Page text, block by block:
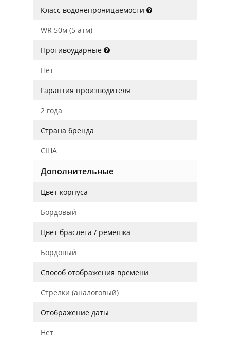
Класс водонепроницаемости
WR 50м (5 атм)
Противоударные
Нет
Гарантия производителя
2 года
Страна бренда
США
Дополнительные
Цвет корпуса
Бордовый
Цвет браслета / ремешка
Бордовый
Способ отображения времени
Стрелки (аналоговый)
Отображение даты
Нет